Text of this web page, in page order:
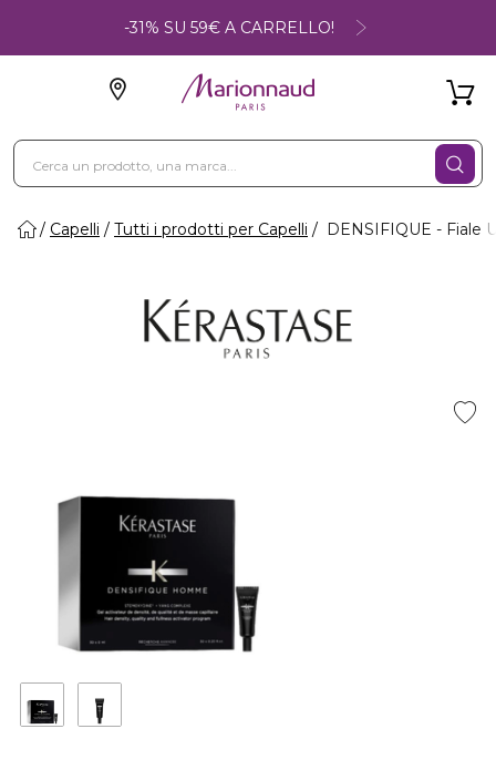
-31% SU 59€ A CARRELLO!
Capelli Tutti i prodotti per Capelli DENSIFIQUE - Fiale